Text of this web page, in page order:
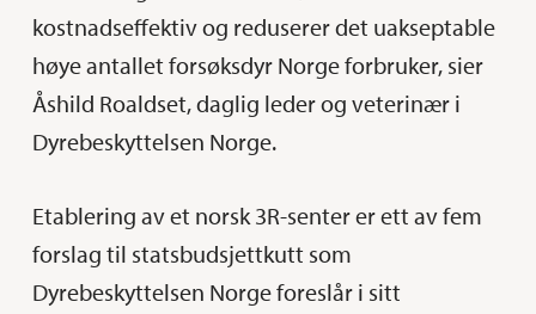
kostnadseffektiv og reduserer det uakseptable
høye antallet forsøksdyr Norge forbruker, sier
Åshild Roaldset, daglig leder og veterinær i
Dyrebeskyttelsen Norge.
Etablering av et norsk 3R-senter er ett av fem
forslag til statsbudsjettkutt som
Dyrebeskyttelsen Norge foreslår i sitt